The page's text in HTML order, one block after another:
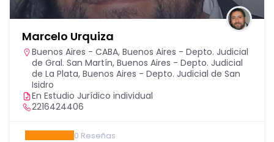
Marcelo Urquiza
Buenos Aires - CABA, Buenos Aires - Depto. Judicial
de Gral. San Martín, Buenos Aires - Depto. Judicial
de La Plata, Buenos Aires - Depto. Judicial de San
Isidro
En Estudio Jurídico individual
2216424406
0 Reseñas